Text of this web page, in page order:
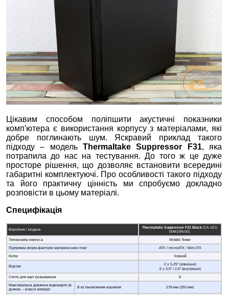
Цікавим способом поліпшити акустичні показники
комп'ютера є використання корпусу з матеріалами, які
добре поглинають шум. Яскравий приклад такого
підходу – модельThermaltake Suppressor F31, яка
потрапила до нас на тестування. До того ж це дуже
просторе рішення, що дозволяє встановити всередині
габаритні комплектуючі. Про особливості такого підходу
та його практичну цінність ми спробуємо докладно
розповісти в цьому матеріалі.
Специфікація
Виробник і модель Thermaltake Suppressor F31 Black(CA-1E3-
00M1NN-00)
Типорозмір корпуса
Middle Tower
Підтримка форм-факторів материнських плат
ATX / microATX / Mini-ITX
Колір
Чорний
Відсіки
2 х 5,25” (зовнішні)
6 х 3,5” / 2,5” (внутрішні)
Слоти для карт розширення
8
Максимальна довжина відеокарти (в
дужках – власні виміри)
Зі встановленим кошиком 278 мм (293 мм)